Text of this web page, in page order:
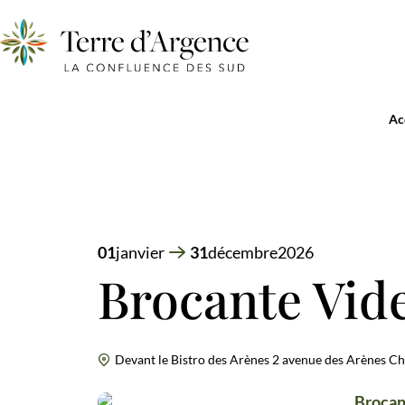
01janvier 31décembre2026
Brocante
Devant le Bistro des Arènes 2 avenue des Arènes